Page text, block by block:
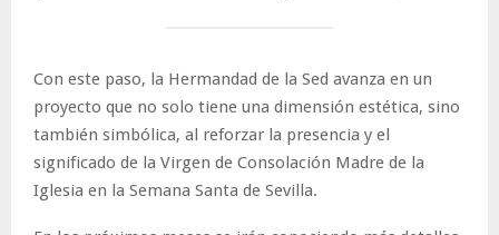
Con este paso, la Hermandad de la Sed avanza en un
proyecto que no solo tiene una dimensión estética, sino
también simbólica, al reforzar la presencia y el
significado de la Virgen de Consolación Madre de la
Iglesia en la Semana Santa de Sevilla.